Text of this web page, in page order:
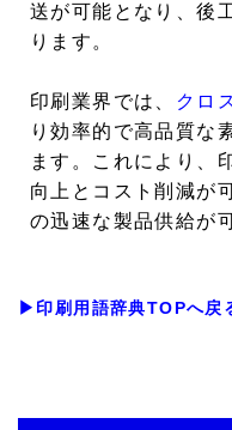
送が可能となり、後
ります。
印刷業界では、 クロ
り効率的で高品質な
ます。これにより、
向上とコスト削減が
の迅速な製品供給が
▶印刷用語辞典TOPへ戻